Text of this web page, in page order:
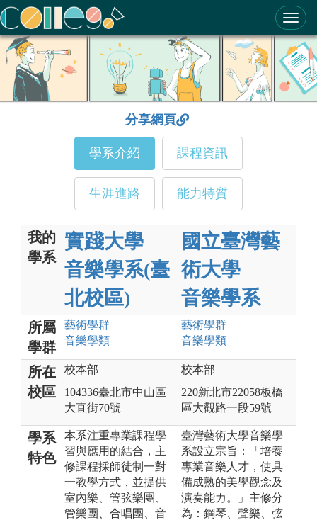
ColleGo! 大學選才與高中育才輔助系統
分享網頁
學系介紹 課程資訊
生涯進路 能力特質
我的
學系
實踐大學
音樂學系(臺
北校區)
國立臺灣藝
術大學
音樂學系
所屬
學群
藝術學群
音樂學類
藝術學群
音樂學類
所在
校區
校本部
104336臺北市中山區
大直街70號
校本部
220新北市22058板橋
區大觀路一段59號
學系
特色
本系注重專業課程學
習與應用的結合，主
修課程採師徒制一對
一教學方式，並提供
室內樂、管弦樂團、
管樂團、合唱團、音
臺灣藝術大學音樂學
系設立宗旨：「培養
專業音樂人才，使具
備成熟的美學觀念及
演奏能力。」主修分
為：鋼琴、聲樂、弦